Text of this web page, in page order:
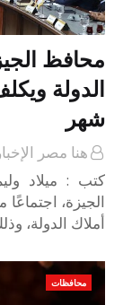
محافظ
الدولة
شهر
هنا مصر
كتب : ميلاد
الجيزة،
أملاك الدولة،
محافظات